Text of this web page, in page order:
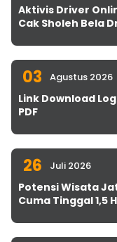
Aktivis Driver
Cak Sholeh Bela
03 Agustus 2026
Link Download
PDF
26 Juli 2026
Potensi Wisata
Cuma Tinggal 1,5